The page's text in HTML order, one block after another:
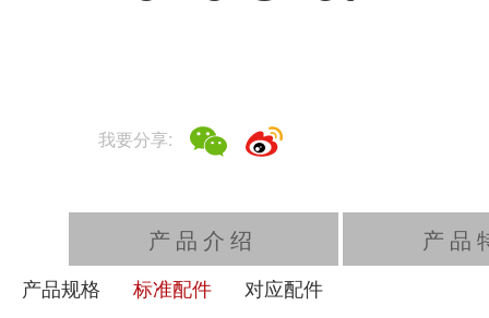
我要分享:
产品介绍 产品
产品规格 标准配件 对应配件
C. 锂电池LP-E17
* 不包括电池充电器、接口电缆和AC适配器。
* 充电时，请使用正品可选配件、市售的AC适配器或USB